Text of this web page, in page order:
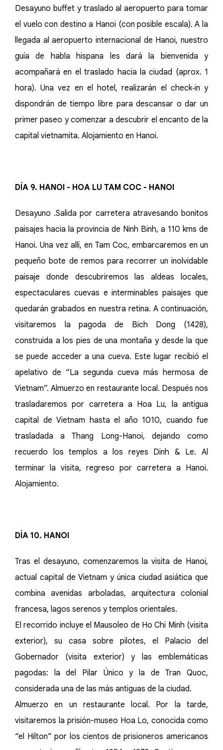
Desayuno buffet y traslado al aeropuerto para tomar
el vuelo con destino a Hanoi (con posible escala). A la
llegada al aeropuerto internacional de Hanoi, nuestro
guía de habla hispana les dará la bienvenida y
acompañará en el traslado hacia la ciudad (aprox. 1
hora). Una vez en el hotel, realizarán el check‑in y
dispondrán de tiempo libre para descansar o dar un
primer paseo y comenzar a descubrir el encanto de la
capital vietnamita. Alojamiento en Hanoi.
DÍA 9. HANOI - HOA LU TAM COC - HANOI
Desayuno .Salida por carretera atravesando bonitos
paisajes hacia la provincia de Ninh Binh, a 110 kms de
Hanoi. Una vez allí, en Tam Coc, embarcaremos en un
pequeño bote de remos para recorrer un inolvidable
paisaje donde descubriremos las aldeas locales,
espectaculares cuevas e interminables paisajes que
quedarán grabados en nuestra retina. A continuación,
visitaremos la pagoda de Bich Dong (1428),
construida a los pies de una montaña y desde la que
se puede acceder a una cueva. Este lugar recibió el
apelativo de “La segunda cueva más hermosa de
Vietnam”. Almuerzo en restaurante local. Después nos
trasladaremos por carretera a Hoa Lu, la antigua
capital de Vietnam hasta el año 1010, cuando fue
trasladada a Thang Long-Hanoi, dejando como
recuerdo los templos a los reyes Dinh & Le. Al
terminar la visita, regreso por carretera a Hanoi.
Alojamiento.
DÍA 10. HANOI
Tras el desayuno, comenzaremos la visita de Hanoi,
actual capital de Vietnam y única ciudad asiática que
combina avenidas arboladas, arquitectura colonial
francesa, lagos serenos y templos orientales.
El recorrido incluye el Mausoleo de Ho Chi Minh (visita
exterior), su casa sobre pilotes, el Palacio del
Gobernador (visita exterior) y las emblemáticas
pagodas: la del Pilar Único y la de Tran Quoc,
considerada una de las más antiguas de la ciudad.
Almuerzo en un restaurante local. Por la tarde,
visitaremos la prisión-museo Hoa Lo, conocida como
“el Hilton” por los cientos de prisioneros americanos